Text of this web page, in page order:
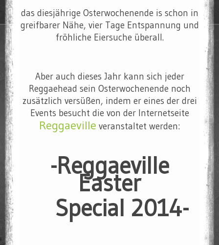
das diesjährige Osterwochenende is schon in
greifbarer Nähe, vier Tage Entspannung und
fröhliche Eiersuche überall.
Aber auch dieses Jahr kann sich jeder
Reggaehead sein Osterwochenende noch
zusätzlich versüßen, indem er eines der drei
Events besucht die von der Internetseite
Reggaeville veranstaltet werden:
-Reggaeville
Easter
Special 2014-